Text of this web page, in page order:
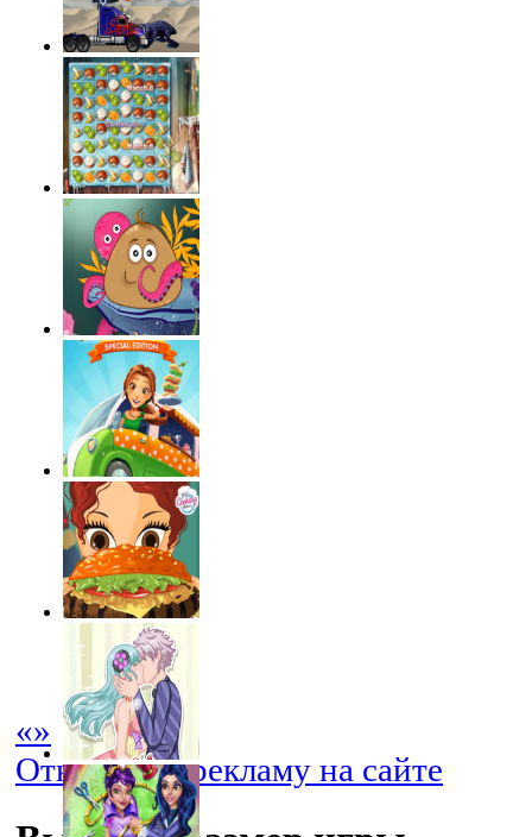
«»
Отключить рекламу на сайте